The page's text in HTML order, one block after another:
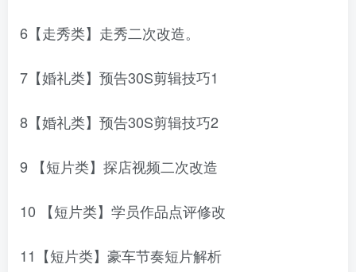
6【走秀类】走秀二次改造。
7【婚礼类】预告30S剪辑技巧1
8【婚礼类】预告30S剪辑技巧2
9 【短片类】探店视频二次改造
10 【短片类】学员作品点评修改
11【短片类】豪车节奏短片解析